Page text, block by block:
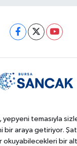
yepyeni temasıyla
bir araya getiriyor.
okuyabilecekleri bir